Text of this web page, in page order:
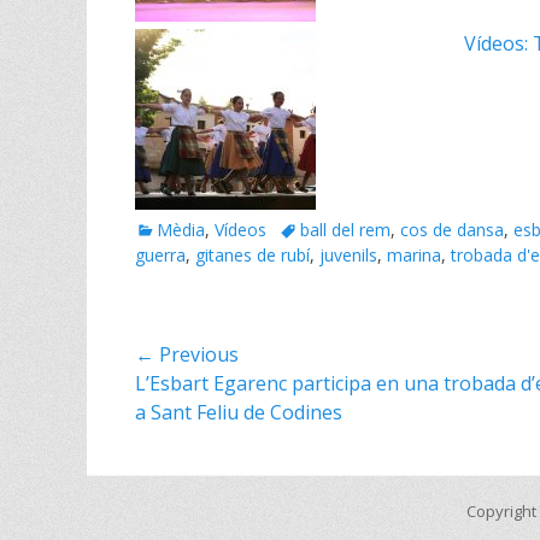
Vídeos:
Mèdia, Vídeos ball del rem, cos de dansa,
guerra, gitanes de rubí, juvenils, marina,trobada
← Previous
L’Esbart Egarenc participa en una trobada
a Sant Feliu de Codines